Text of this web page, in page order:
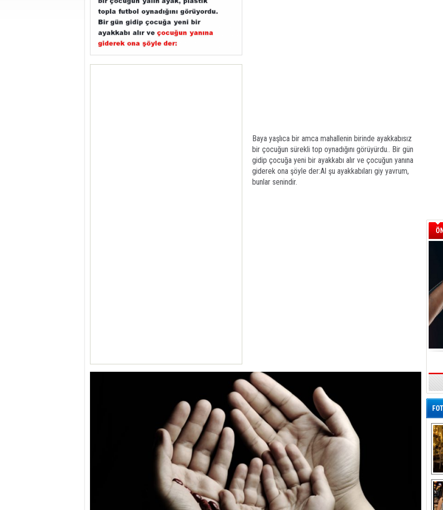
Baya yaşlıca bir amca mahallenin birinde ayakkabısız
bir çocuğun sürekli top oynadığını görüyürdu.. Bir gün
gidip çocuğa yeni bir ayakkabı alır ve çocuğun yanına
giderek ona şöyle der:Al şu ayakkabıları giy yavrum,
bunlar senindir.